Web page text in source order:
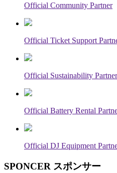
Official Community Partner
Official Ticket Support
Official Sustainability Partner
Official Battery Rental
Official DJ Equipment
SPONCER スポンサー